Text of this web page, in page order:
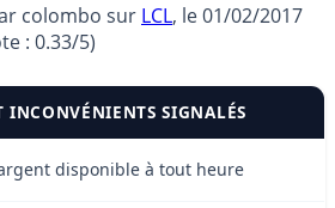
colombo sur LCL, le01/02/2017
: 0.33/5)
INCONVÉNIENTS SIGNALÉS
disponible à tout heure